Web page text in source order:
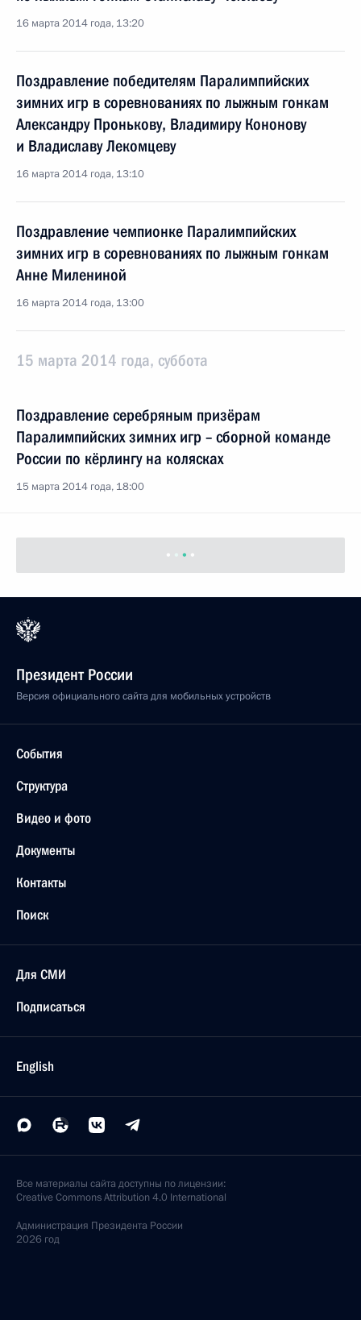
16 марта 2014 года, 13:20
Поздравление победителям Паралимпийских
зимних игр в соревнованиях по лыжным гонкам
Александру Пронькову, Владимиру Кононову
и Владиславу Лекомцеву
16 марта 2014 года, 13:10
Поздравление чемпионке Паралимпийских
зимних игр в соревнованиях по лыжным гонкам
Анне Милениной
16 марта 2014 года, 13:00
15 марта 2014 года, суббота
Поздравление серебряным призёрам
Паралимпийских зимних игр – сборной команде
России по кёрлингу на колясках
15 марта 2014 года, 18:00
Президент России
Версия официального сайта для мобильных устройств
События
Структура
Видео и фото
Документы
Контакты
Поиск
Для СМИ
Подписаться
English
Все материалы сайта доступны по лицензии:
Creative Commons Attribution 4.0 International
Администрация Президента России
2026 год